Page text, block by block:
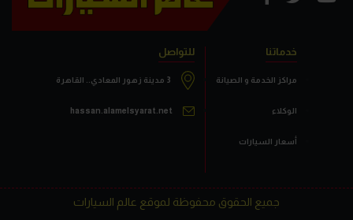
خدماتنا
مراكز الخدمة و الصيانة
الوكلاء
أسعار السيارات
للتواصل
3 مدينة زهور المعادي.. القاهرة
hassan.alamelsyarat.net
جميع الحقوق محفوظة لموقع عالم السيارات